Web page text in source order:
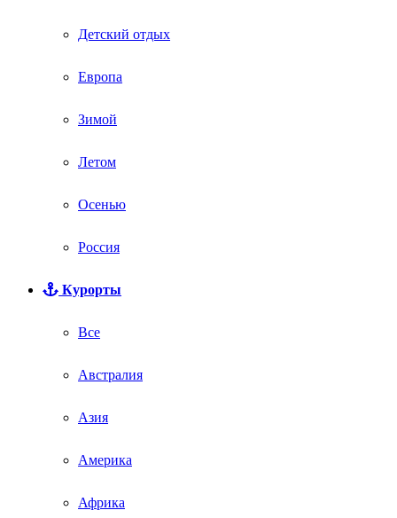
Детский отдых
Европа
Зимой
Летом
Осенью
Россия
Курорты
Все
Австралия
Азия
Америка
Африка